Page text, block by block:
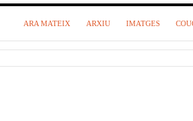
ARA MATEIX ARXIU IMATGES